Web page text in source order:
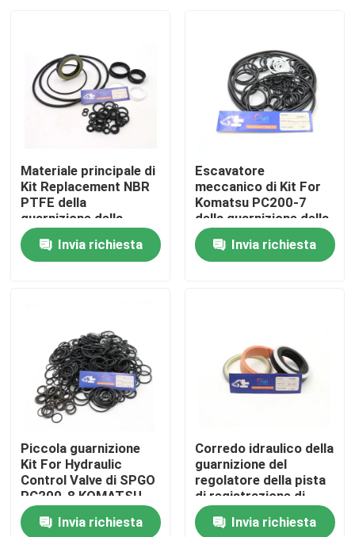
Prodotti
Video
Controllo di qualità
Contattici
Notizie
Casi
Materiale principale di
Kit Replacement NBR
PTFE della
guarnizione della
pompa di KOMATSU
PC200-7Invia richiesta
Escavatore
meccanico di Kit For
Komatsu PC200-7
della guarnizione della
valvola di regolazione
Invia richiesta
Piccola guarnizione
Kit For Hydraulic
Control Valve di SPGO
PC200-8 KOMATSU
Invia richiesta
Corredo idraulico della
guarnizione del
regolatore della pista
di registrazione di
riparazione per
KOMATSU PC200
Invia richiesta